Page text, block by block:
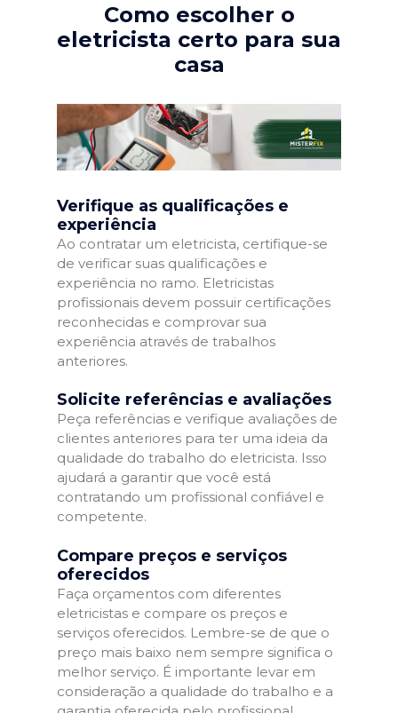
Como escolher o
eletricista certo para sua
casa
Verifique as qualificações e
experiência
Ao contratar um eletricista, certifique-se
de verificar suas qualificações e
experiência no ramo. Eletricistas
profissionais devem possuir certificações
reconhecidas e comprovar sua
experiência através de trabalhos
anteriores.
Solicite referências e avaliações
Peça referências e verifique avaliações de
clientes anteriores para ter uma ideia da
qualidade do trabalho do eletricista. Isso
ajudará a garantir que você está
contratando um profissional confiável e
competente.
Compare preços e serviços
oferecidos
Faça orçamentos com diferentes
eletricistas e compare os preços e
serviços oferecidos. Lembre-se de que o
preço mais baixo nem sempre significa o
melhor serviço. É importante levar em
consideração a qualidade do trabalho e a